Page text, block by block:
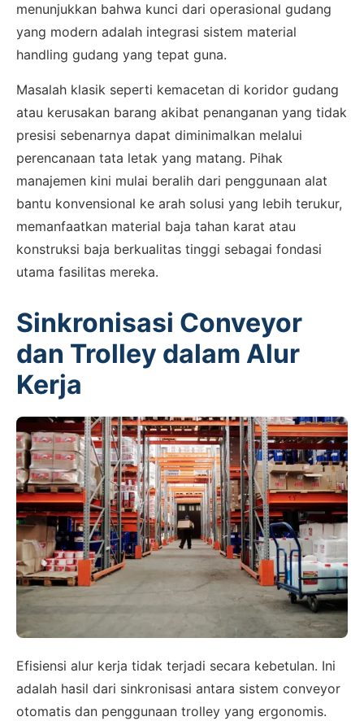
menunjukkan bahwa kunci dari operasional gudang
yang modern adalah integrasi sistem material
handling gudang yang tepat guna.
Masalah klasik seperti kemacetan di koridor gudang
atau kerusakan barang akibat penanganan yang tidak
presisi sebenarnya dapat diminimalkan melalui
perencanaan tata letak yang matang. Pihak
manajemen kini mulai beralih dari penggunaan alat
bantu konvensional ke arah solusi yang lebih terukur,
memanfaatkan material baja tahan karat atau
konstruksi baja berkualitas tinggi sebagai fondasi
utama fasilitas mereka.
Sinkronisasi Conveyor
dan Trolley dalam Alur
Kerja
Efisiensi alur kerja tidak terjadi secara kebetulan. Ini
adalah hasil dari sinkronisasi antara sistem conveyor
otomatis dan penggunaan trolley yang ergonomis.